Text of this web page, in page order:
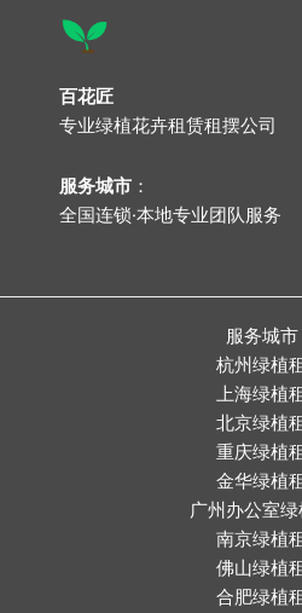
百花匠
专业绿植花卉租赁租摆公司
服务城市 ：
全国连锁·本地专业团队服务
服务城市
杭州绿植
上海绿植
北京绿植
重庆绿植
金华绿植
广州办公室
南京绿植
佛山绿植
合肥绿植